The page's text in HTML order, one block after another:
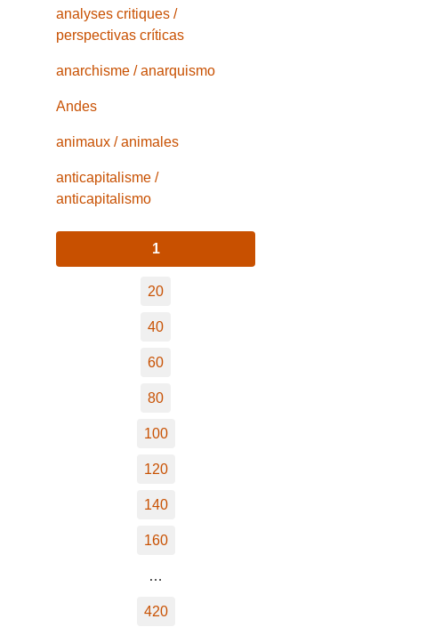
analyses critiques /
perspectivas críticas
anarchisme / anarquismo
Andes
animaux / animales
anticapitalisme /
anticapitalismo
1
20
40
60
80
100
120
140
160
…
420